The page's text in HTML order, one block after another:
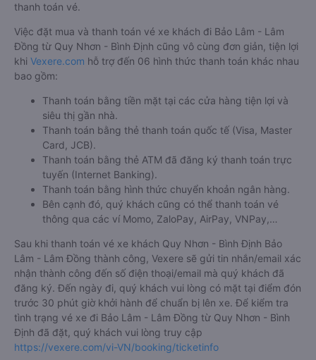
thanh toán vé.
Việc đặt mua và thanh toán vé xe khách đi Bảo Lâm - Lâm
Đồng từ Quy Nhơn - Bình Định cũng vô cùng đơn giản, tiện lợi
khi Vexere.com hỗ trợ đến 06 hình thức thanh toán khác nhau
bao gồm:
Thanh toán bằng tiền mặt tại các cửa hàng tiện lợi và
siêu thị gần nhà.
Thanh toán bằng thẻ thanh toán quốc tế (Visa, Master
Card, JCB).
Thanh toán bằng thẻ ATM đã đăng ký thanh toán trực
tuyến (Internet Banking).
Thanh toán bằng hình thức chuyển khoản ngân hàng.
Bên cạnh đó, quý khách cũng có thể thanh toán vé
thông qua các ví Momo, ZaloPay, AirPay, VNPay,…
Sau khi thanh toán vé xe khách Quy Nhơn - Bình Định Bảo
Lâm - Lâm Đồng thành công, Vexere sẽ gửi tin nhắn/email xác
nhận thành công đến số điện thoại/email mà quý khách đã
đăng ký. Đến ngày đi, quý khách vui lòng có mặt tại điểm đón
trước 30 phút giờ khởi hành để chuẩn bị lên xe. Để kiểm tra
tình trạng vé xe đi Bảo Lâm - Lâm Đồng từ Quy Nhơn - Bình
Định đã đặt, quý khách vui lòng truy cập
https://vexere.com/vi-VN/booking/ticketinfo